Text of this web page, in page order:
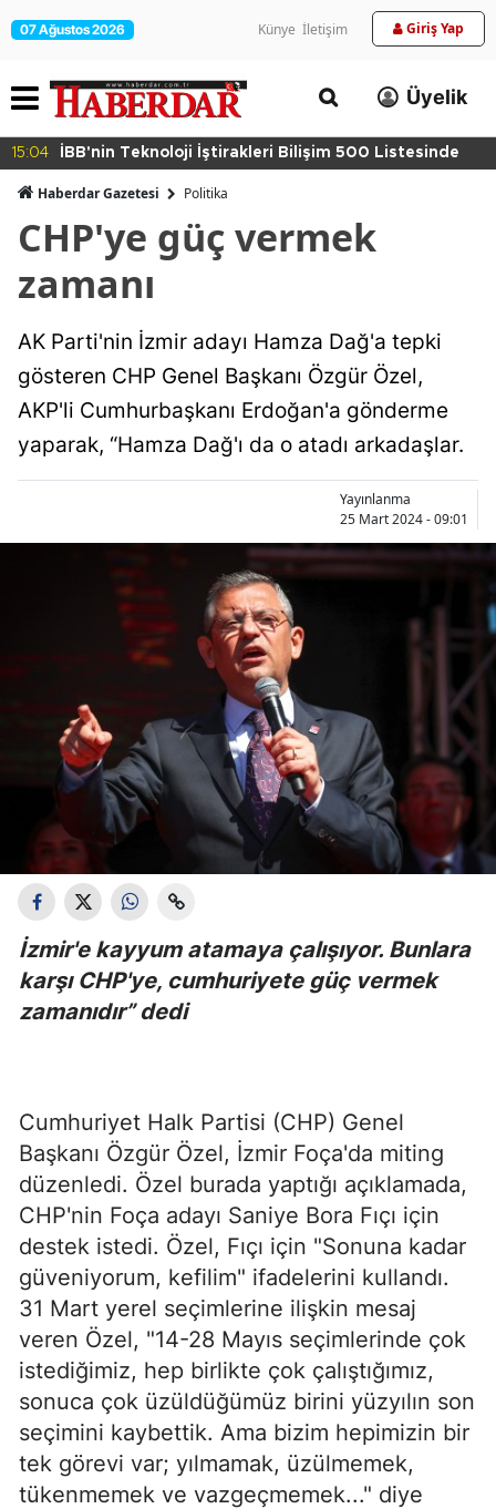
07 Ağustos 2026 Künye İletişim Giriş Yap
Üyelik
15:04 İBB'nin Teknoloji İştirakleri Bilişim 500 Listesinde
Haberdar Gazetesi Politika
CHP'ye güç vermek
zamanı
AK Parti'nin İzmir adayı Hamza Dağ'a tepki
gösteren CHP Genel Başkanı Özgür Özel,
AKP'li Cumhurbaşkanı Erdoğan'a gönderme
yaparak, “Hamza Dağ'ı da o atadı arkadaşlar.
Yayınlanma
25 Mart 2024 - 09:01
İzmir'e kayyum atamaya çalışıyor. Bunlara
karşı CHP'ye, cumhuriyete güç vermek
zamanıdır” dedi
Cumhuriyet Halk Partisi (CHP) Genel
Başkanı Özgür Özel, İzmir Foça'da miting
düzenledi. Özel burada yaptığı açıklamada,
CHP'nin Foça adayı Saniye Bora Fıçı için
destek istedi. Özel, Fıçı için "Sonuna kadar
güveniyorum, kefilim" ifadelerini kullandı.
31 Mart yerel seçimlerine ilişkin mesaj
veren Özel, "14-28 Mayıs seçimlerinde çok
istediğimiz, hep birlikte çok çalıştığımız,
sonuca çok üzüldüğümüz birini yüzyılın son
seçimini kaybettik. Ama bizim hepimizin bir
tek görevi var; yılmamak, üzülmemek,
tükenmemek ve vazgeçmemek..." diye